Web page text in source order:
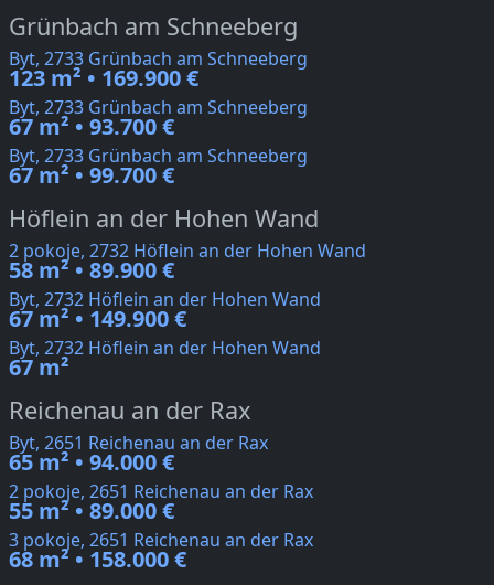
Grünbach am Schneeberg
Byt, 2733 Grünbach am Schneeberg
123 m² • 169.900 €
Byt, 2733 Grünbach am Schneeberg
67 m² • 93.700 €
Byt, 2733 Grünbach am Schneeberg
67 m² • 99.700 €
Höflein an der Hohen Wand
2 pokoje, 2732 Höflein an der Hohen Wand
58 m² • 89.900 €
Byt, 2732 Höflein an der Hohen Wand
67 m² • 149.900 €
Byt, 2732 Höflein an der Hohen Wand
67 m²
Reichenau an der Rax
Byt, 2651 Reichenau an der Rax
65 m² • 94.000 €
2 pokoje, 2651 Reichenau an der Rax
55 m² • 89.000 €
3 pokoje, 2651 Reichenau an der Rax
68 m² • 158.000 €